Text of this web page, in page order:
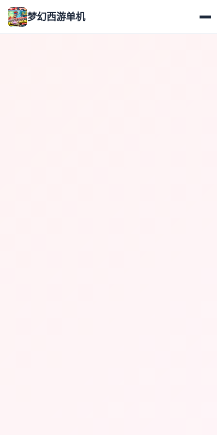
梦幻西游单机